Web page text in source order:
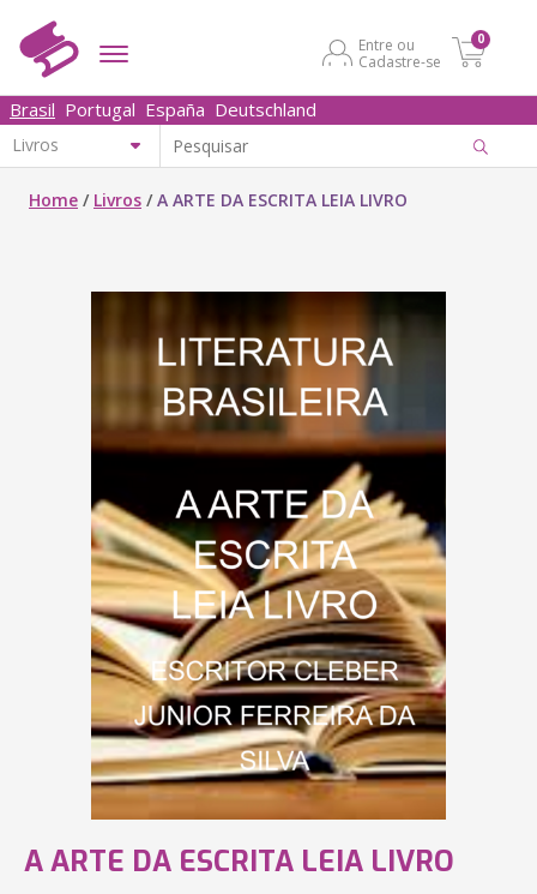
Entre ou
Cadastre-se
0
Brasil Portugal España Deutschland
Home / Livros /A ARTE DA ESCRITA LEIA LIVRO
A ARTE DA ESCRITA LEIA LIVRO